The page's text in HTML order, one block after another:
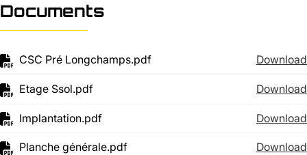
Documents
CSC Pré Longchamps.pdf Download
Etage Ssol.pdf Download
Implantation.pdf Download
Planche générale.pdf Download